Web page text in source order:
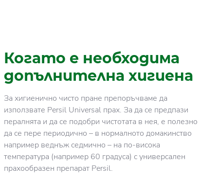
Когато е необходима
допълнителна хигиена
За хигиенично чисто пране препоръчваме да
използвате Persil Universal прах. За да се предпази
пералнята и да се подобри чистотата в нея, е полезно
да се пере периодично – в нормалното домакинство
например веднъж седмично – на по-висока
температура (например 60 градуса) с универсален
прахообразен препарат Persil.